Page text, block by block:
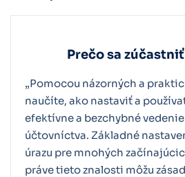
Prečo sa
„Pomocou názorných a
naučíte, ako nastaviť a
efektívne a bezchybné
účtovníctva. Základné
úrazu pre mnohých
práve tieto znalosti môžu